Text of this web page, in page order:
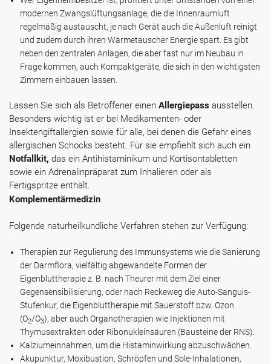
modernen Zwangslüftungsanlage, die die Innenraumluft
regelmäßig austauscht, je nach Gerät auch die Außenluft reinigt
und zudem durch ihren Wärmetauscher Energie spart. Es gibt
neben den zentralen Anlagen, die aber fast nur im Neubau in
Frage kommen, auch Kompaktgeräte, die sich in den wichtigsten
Zimmern einbauen lassen.
Lassen Sie sich als Betroffener einen Allergiepass ausstellen.
Besonders wichtig ist er bei Medikamenten- oder
Insektengiftallergien sowie für alle, bei denen die Gefahr eines
allergischen Schocks besteht. Für sie empfiehlt sich auch ein
Notfallkit, das ein Antihistaminikum und Kortisontabletten
sowie ein Adrenalinpräparat zum Inhalieren oder als
Fertigspritze enthält.
Komplementärmedizin
Folgende naturheilkundliche Verfahren stehen zur Verfügung:
Therapien zur Regulierung des Immunsystems wie die Sanierung
der Darmflora, vielfältig abgewandelte Formen der
Eigenbluttherapie z. B. nach Theurer mit dem Ziel einer
Gegensensibilisierung, oder nach Reckeweg die Auto-Sanguis-
Stufenkur, die Eigenbluttherapie mit Sauerstoff bzw. Ozon
(O2/O3), aber auch Organotherapien wie Injektionen mit
Thymusextrakten oder Ribonukleinsäuren (Bausteine der RNS).
Kalziumeinnahmen, um die Histaminwirkung abzuschwächen.
Akupunktur, Moxibustion, Schröpfen und Sole-Inhalationen,